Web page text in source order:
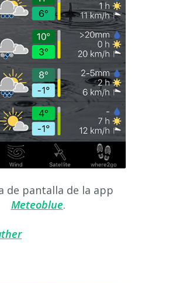
de pantalla de la app
Meteoblue.